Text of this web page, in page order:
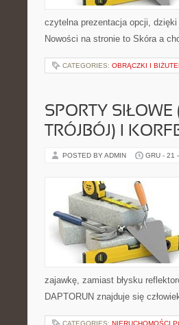
czytelna prezentacja opcji, dzięki
Nowości na stronie to Skóra a
CATEGORIES: OBRĄCZKI I
SPORTY
TRÓJBÓJ) I
POSTED BY ADMIN GRU - 21
zajawkę, zamiast błysku
DAPTORUN znajduje się
CATEGORIES: NIERUCHOMOŚCI